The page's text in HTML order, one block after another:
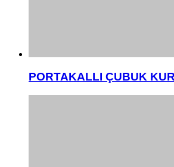
PORTAKALLI ÇUBUK